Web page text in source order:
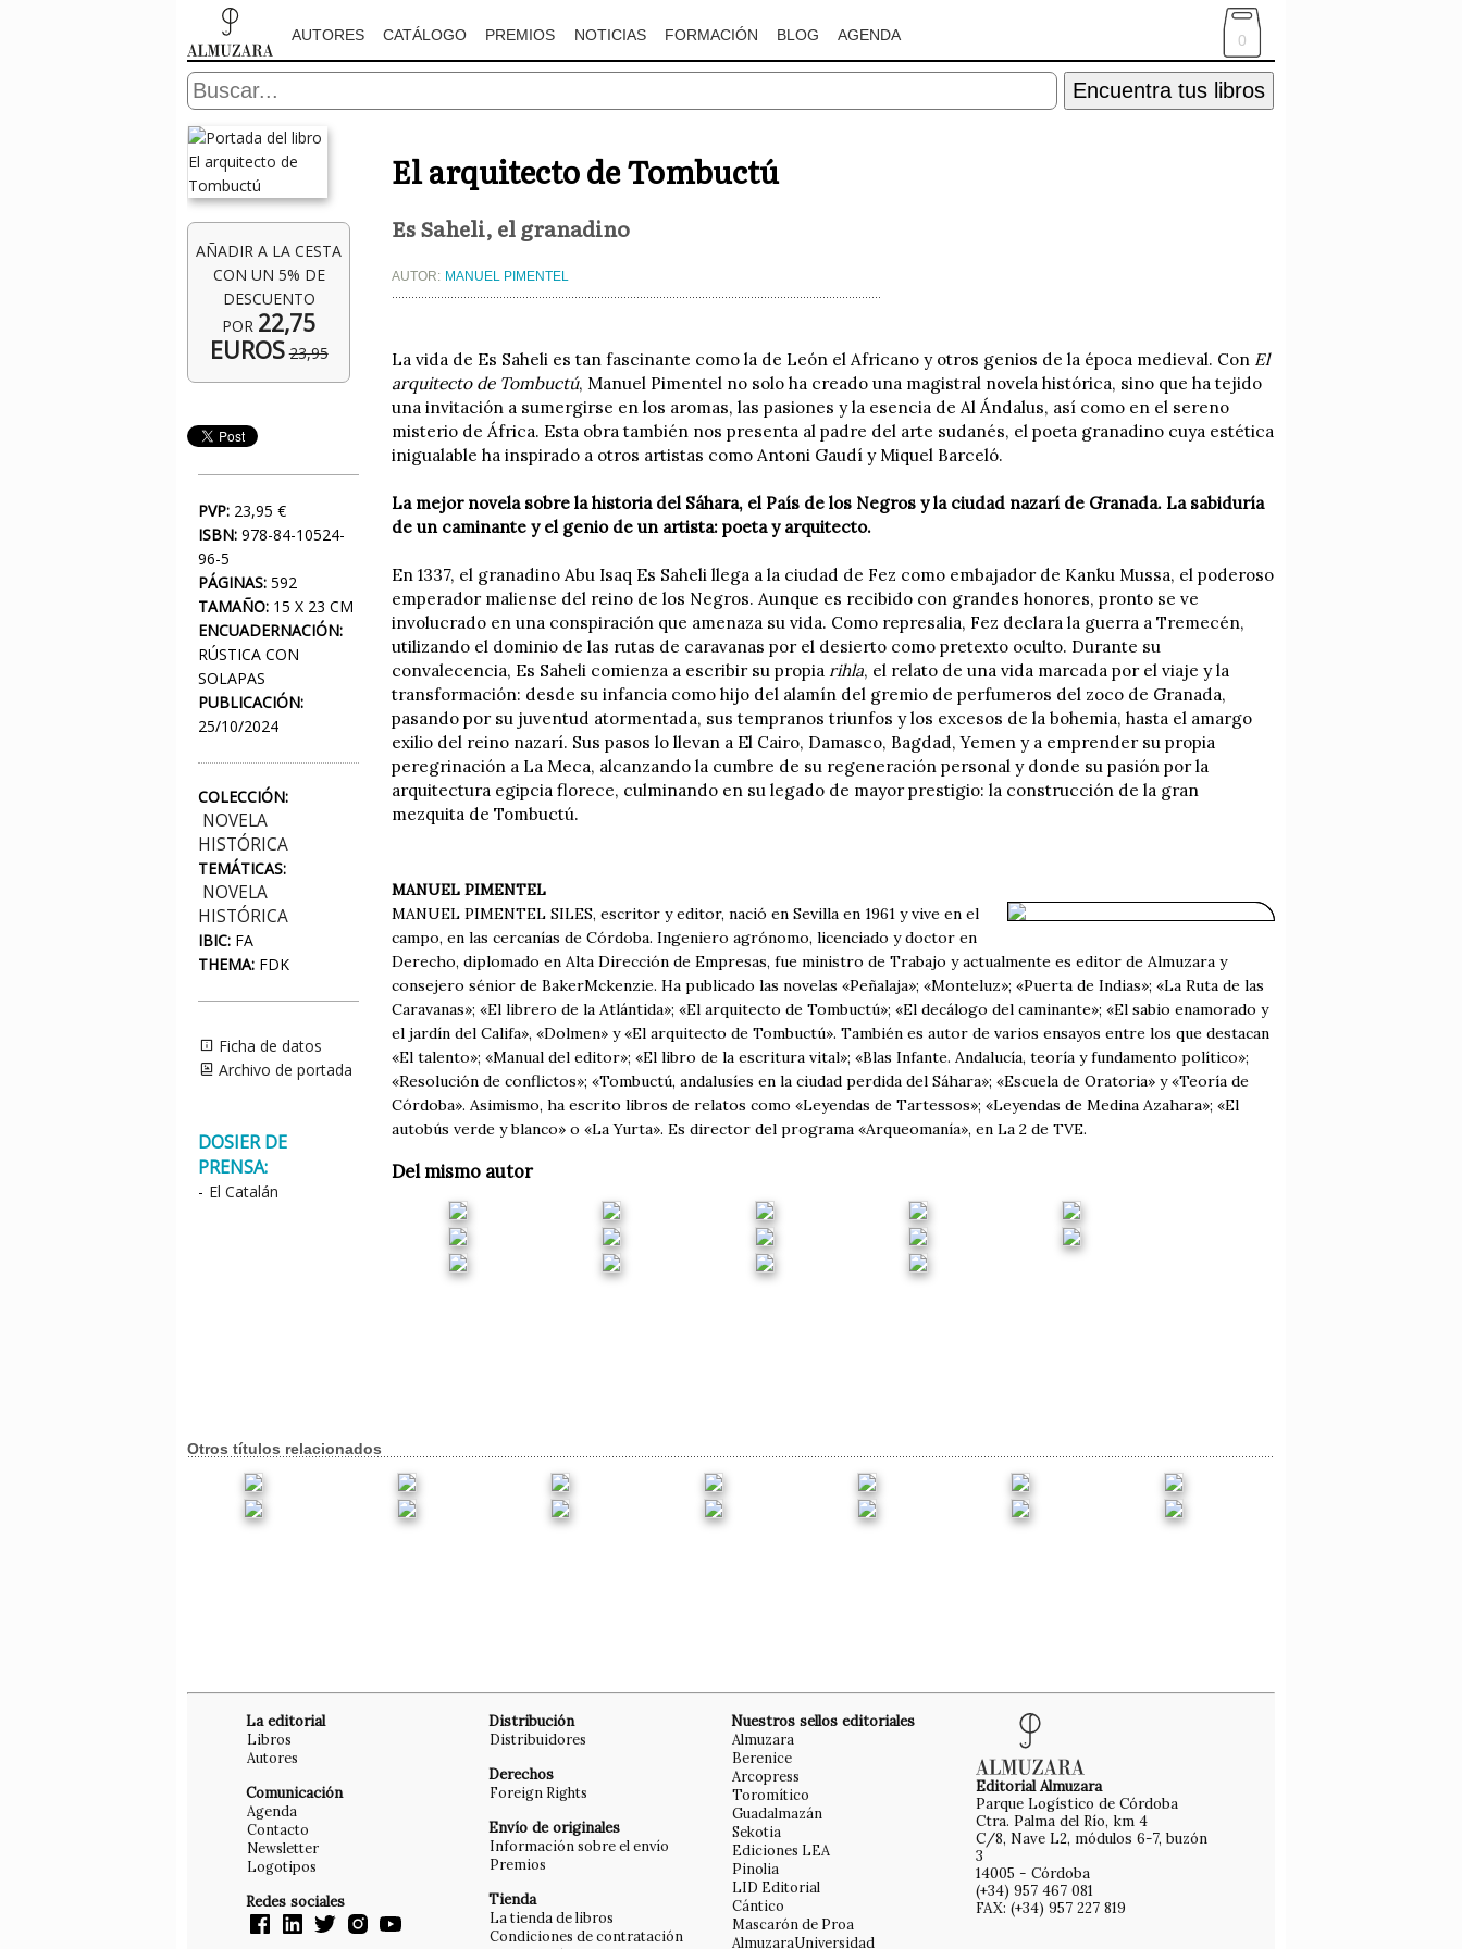
AUTORES CATÁLOGO PREMIOS NOTICIAS FORMACIÓN BLOG AGENDA 0
Encuentra tus libros
AÑADIR A LA CESTA
CON UN 5% DE
DESCUENTO
POR 22,75
EUROS 23,95
PVP: 23,95 €
ISBN: 978-84-10524-
96-5
PÁGINAS: 592
TAMAÑO: 15 X 23 CM
ENCUADERNACIÓN:
RÚSTICA CON
SOLAPAS
PUBLICACIÓN:
25/10/2024
COLECCIÓN:
NOVELA
HISTÓRICA
TEMÁTICAS:
NOVELA
HISTÓRICA
IBIC: FA
THEMA: FDK
Ficha de datos
Archivo de portada
DOSIER DE
PRENSA:
- El Catalán
El arquitecto de Tombuctú
Es Saheli, el granadino
AUTOR: MANUEL PIMENTEL
La vida de Es Saheli es tan fascinante como la de León el Africano y otros genios de la época medieval. Con El
arquitecto de Tombuctú, Manuel Pimentel no solo ha creado una magistral novela histórica, sino que ha tejido
una invitación a sumergirse en los aromas, las pasiones y la esencia de Al Ándalus, así como en el sereno
misterio de África. Esta obra también nos presenta al padre del arte sudanés, el poeta granadino cuya estética
inigualable ha inspirado a otros artistas como Antoni Gaudí y Miquel Barceló.
La mejor novela sobre la historia del Sáhara, el País de los Negros y la ciudad nazarí de Granada. La sabiduría
de un caminante y el genio de un artista: poeta y arquitecto.
En 1337, el granadino Abu Isaq Es Saheli llega a la ciudad de Fez como embajador de Kanku Mussa, el poderoso
emperador maliense del reino de los Negros. Aunque es recibido con grandes honores, pronto se ve
involucrado en una conspiración que amenaza su vida. Como represalia, Fez declara la guerra a Tremecén,
utilizando el dominio de las rutas de caravanas por el desierto como pretexto oculto. Durante su
convalecencia, Es Saheli comienza a escribir su propia rihla, el relato de una vida marcada por el viaje y la
transformación: desde su infancia como hijo del alamín del gremio de perfumeros del zoco de Granada,
pasando por su juventud atormentada, sus tempranos triunfos y los excesos de la bohemia, hasta el amargo
exilio del reino nazarí. Sus pasos lo llevan a El Cairo, Damasco, Bagdad, Yemen y a emprender su propia
peregrinación a La Meca, alcanzando la cumbre de su regeneración personal y donde su pasión por la
arquitectura egipcia florece, culminando en su legado de mayor prestigio: la construcción de la gran
mezquita de Tombuctú.
MANUEL PIMENTEL
MANUEL PIMENTEL SILES, escritor y editor, nació en Sevilla en 1961 y vive en el
campo, en las cercanías de Córdoba. Ingeniero agrónomo, licenciado y doctor en
Derecho, diplomado en Alta Dirección de Empresas, fue ministro de Trabajo y actualmente es editor de Almuzara y
consejero sénior de BakerMckenzie. Ha publicado las novelas «Peñalaja»; «Monteluz»; «Puerta de Indias»; «La Ruta de las
Caravanas»; «El librero de la Atlántida»; «El arquitecto de Tombuctú»; «El decálogo del caminante»; «El sabio enamorado y
el jardín del Califa», «Dolmen» y «El arquitecto de Tombuctú». También es autor de varios ensayos entre los que destacan
«El talento»; «Manual del editor»; «El libro de la escritura vital»; «Blas Infante. Andalucía, teoría y fundamento político»;
«Resolución de conflictos»; «Tombuctú, andalusíes en la ciudad perdida del Sáhara»; «Escuela de Oratoria» y «Teoría de
Córdoba». Asimismo, ha escrito libros de relatos como «Leyendas de Tartessos»; «Leyendas de Medina Azahara»; «El
autobús verde y blanco» o «La Yurta». Es director del programa «Arqueomanía», en La 2 de TVE.
Del mismo autor
Otros títulos relacionados
La editorial
Libros
Autores
Comunicación
Agenda
Contacto
Newsletter
Logotipos
Redes sociales
Distribución
Distribuidores
Derechos
Foreign Rights
Envío de originales
Información sobre el envío
Premios
Tienda
La tienda de libros
Condiciones de contratación
Nuestros sellos editoriales
Almuzara
Berenice
Arcopress
Toromítico
Guadalmazán
Sekotia
Ediciones LEA
Pinolia
LID Editorial
Cántico
Mascarón de Proa
AlmuzaraUniversidad
Editorial Almuzara
Parque Logístico de Córdoba
Ctra. Palma del Río, km 4
C/8, Nave L2, módulos 6-7, buzón
3
14005 - Córdoba
(+34) 957 467 081
FAX: (+34) 957 227 819